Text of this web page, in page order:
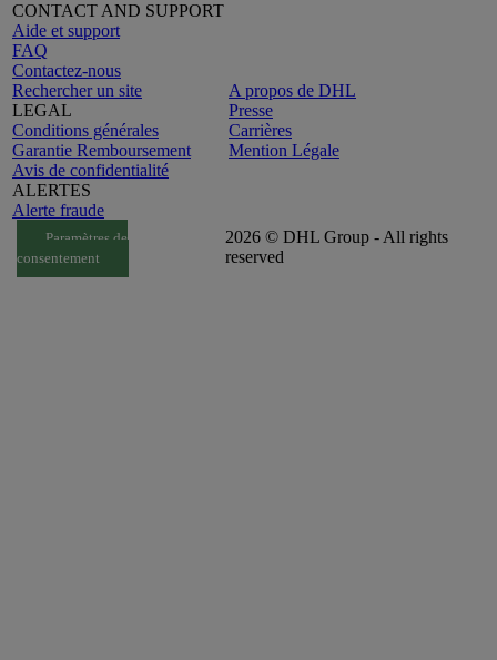
CONTACT AND SUPPORT
Aide et support
FAQ
Contactez-nous
Rechercher un site
LEGAL
Conditions générales
Garantie Remboursement
Avis de confidentialité
ALERTES
Alerte fraude
A propos de DHL
Presse
Carrières
Mention Légale
Paramètres de
consentement
2026 © DHL Group - All rights
reserved